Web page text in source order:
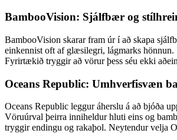
BambooVision: Sjálfbær og
BambooVision skarar fram úr í að skapa
einkennist oft af glæsilegri, lágmarks hönnun.
Fyrirtækið tryggir að vörur þess séu ekki
Oceans Republic: Umhverfisvæn
Oceans Republic leggur áherslu á að bjóða
Vöruúrval þeirra inniheldur hluti eins og
tryggir endingu og rakaþol. Neytendur velja